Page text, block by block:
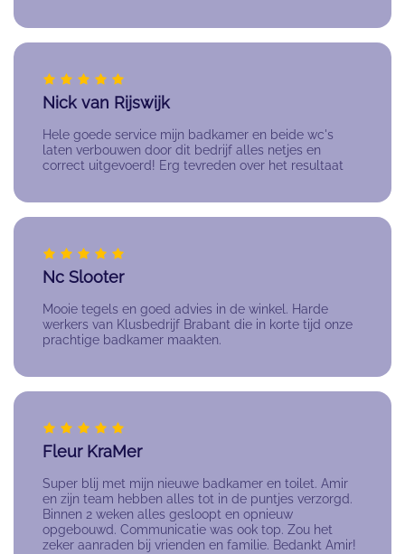
Nick van Rijswijk
Hele goede service mijn badkamer en beide wc's
laten verbouwen door dit bedrijf alles netjes en
correct uitgevoerd! Erg tevreden over het resultaat
Nc Slooter
Mooie tegels en goed advies in de winkel. Harde
werkers van Klusbedrijf Brabant die in korte tijd onze
prachtige badkamer maakten.
Fleur KraMer
Super blij met mijn nieuwe badkamer en toilet. Amir
en zijn team hebben alles tot in de puntjes verzorgd.
Binnen 2 weken alles gesloopt en opnieuw
opgebouwd. Communicatie was ook top. Zou het
zeker aanraden bij vrienden en familie. Bedankt Amir!